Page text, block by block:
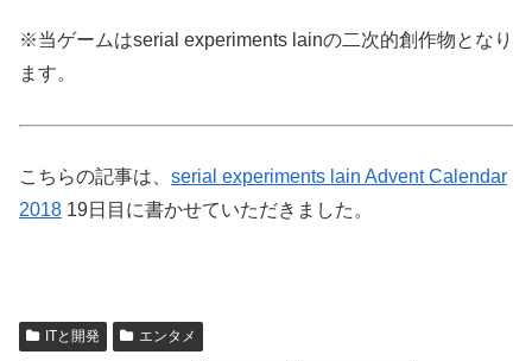
※当ゲームはserial experiments lainの二次的創作物となり
ます。
こちらの記事は、 serial experiments lain Advent Calendar
2018 19日目に書かせていただきました。
ITと開発 エンタメ